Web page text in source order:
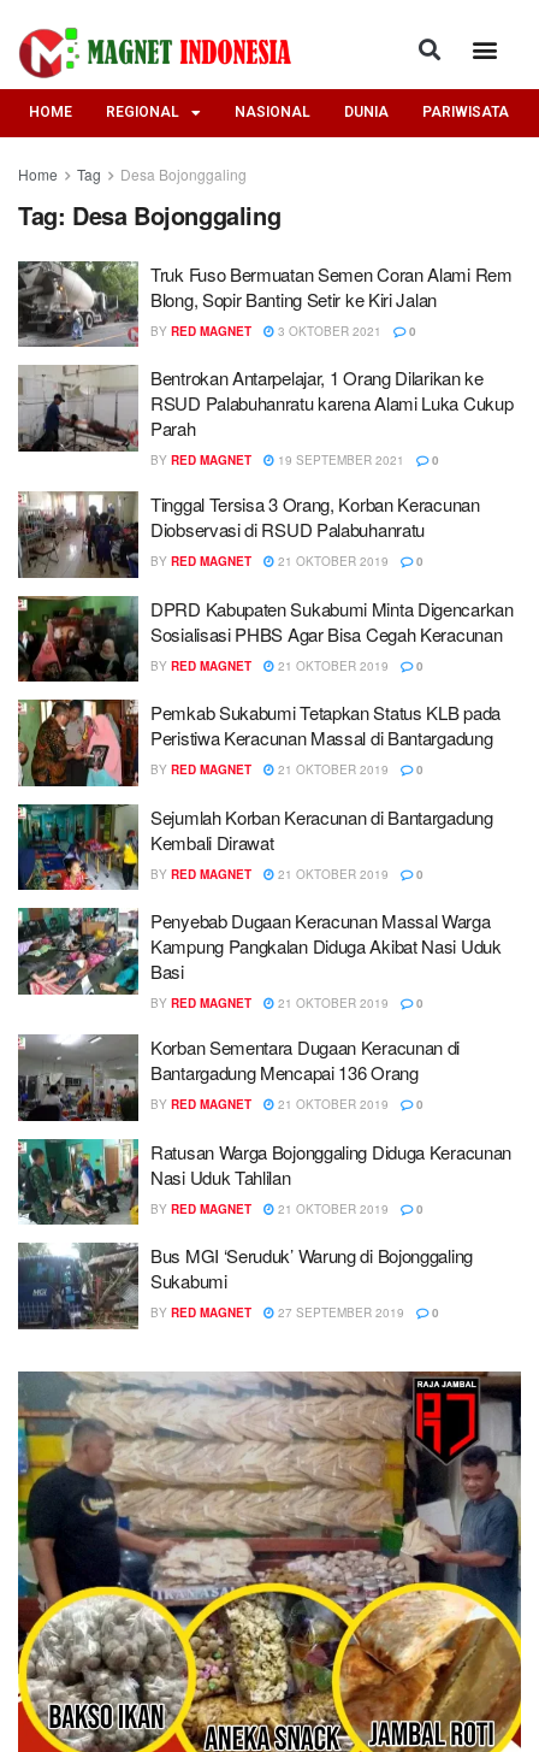
HOME REGIONAL NASIONAL DUNIA PARIWISATA
Home Tag Desa Bojonggaling
Tag: Desa Bojonggaling
Truk Fuso Bermuatan Semen Coran Alami Rem
Blong, Sopir Banting Setir ke Kiri Jalan
BY RED MAGNET 3 OKTOBER 2021 0
Bentrokan Antarpelajar, 1 Orang Dilarikan ke
RSUD Palabuhanratu karena Alami Luka Cukup
Parah
BY RED MAGNET 19 SEPTEMBER 2021 0
Tinggal Tersisa 3 Orang, Korban Keracunan
Diobservasi di RSUD Palabuhanratu
BY RED MAGNET 21 OKTOBER 2019 0
DPRD Kabupaten Sukabumi Minta Digencarkan
Sosialisasi PHBS Agar Bisa Cegah Keracunan
BY RED MAGNET 21 OKTOBER 2019 0
Pemkab Sukabumi Tetapkan Status KLB pada
Peristiwa Keracunan Massal di Bantargadung
BY RED MAGNET 21 OKTOBER 2019 0
Sejumlah Korban Keracunan di Bantargadung
Kembali Dirawat
BY RED MAGNET 21 OKTOBER 2019 0
Penyebab Dugaan Keracunan Massal Warga
Kampung Pangkalan Diduga Akibat Nasi Uduk
Basi
BY RED MAGNET 21 OKTOBER 2019 0
Korban Sementara Dugaan Keracunan di
Bantargadung Mencapai 136 Orang
BY RED MAGNET 21 OKTOBER 2019 0
Ratusan Warga Bojonggaling Diduga Keracunan
Nasi Uduk Tahlilan
BY RED MAGNET 21 OKTOBER 2019 0
Bus MGI ‘Seruduk’ Warung di Bojonggaling
Sukabumi
BY RED MAGNET 27 SEPTEMBER 2019 0